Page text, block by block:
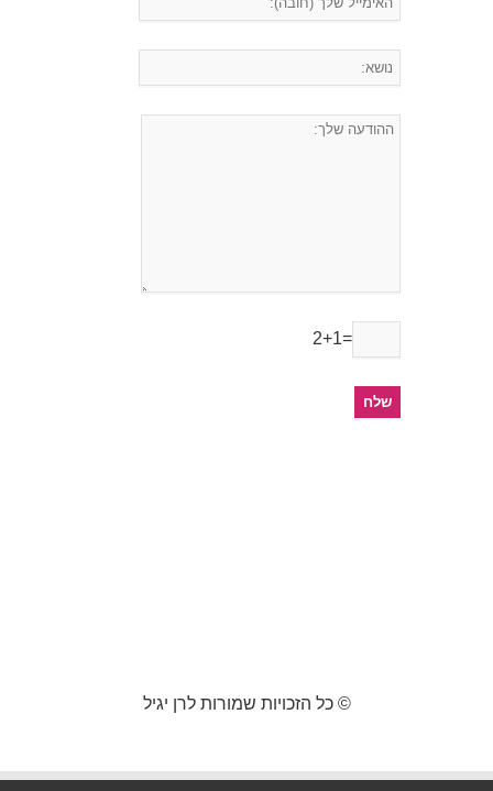
2+1=
© כל הזכויות שמורות לרן יגיל